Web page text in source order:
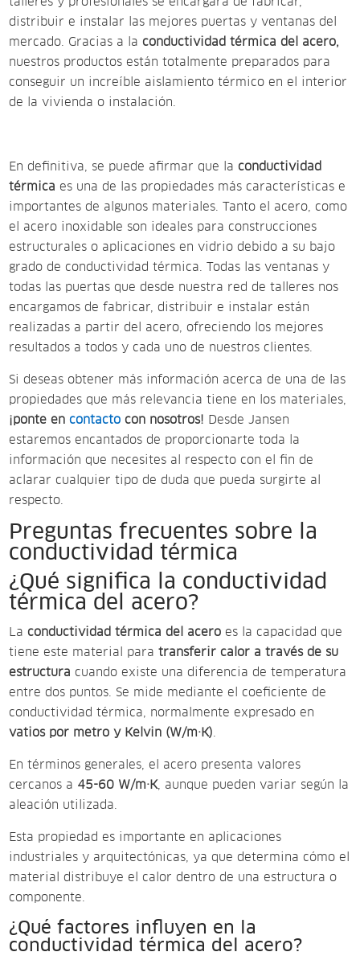
distribuir e instalar las mejores puertas y ventanas del
mercado. Gracias a laconductividad térmica del acero,
nuestros productos están totalmente preparados para
conseguir un increíble aislamiento térmico en el interior
de la vivienda o instalación.
En definitiva, se puede afirmar que laconductividad
térmicaes una de las propiedades más características e
importantes de algunos materiales. Tanto el acero, como
el acero inoxidable son ideales para construcciones
estructurales o aplicaciones en vidrio debido a su bajo
grado de conductividad térmica. Todas las ventanas y
todas las puertas que desde nuestra red de talleres nos
encargamos de fabricar, distribuir e instalar están
realizadas a partir del acero, ofreciendo los mejores
resultados a todos y cada uno de nuestros clientes.
Si deseas obtener más información acerca de una de las
propiedades que más relevancia tiene en los materiales,
¡ponte encontactocon nosotros! Desde Jansen
estaremos encantados de proporcionarte toda la
información que necesites al respecto con el fin de
aclarar cualquier tipo de duda que pueda surgirte al
respecto.
Preguntas frecuentes sobre la
conductividad térmica
¿Qué significa la conductividad
térmica del acero?
Laconductividad térmica del acero es la capacidad que
tiene este material paratransferir calor a través de su
estructura cuando existe una diferencia de temperatura
entre dos puntos. Se mide mediante el coeficiente de
conductividad térmica, normalmente expresado en
vatios por metro y Kelvin (W/m·K).
En términos generales, el acero presenta valores
cercanos a 45-60 W/m·K, aunque pueden variar según la
aleación utilizada.
Esta propiedad es importante en aplicaciones
industriales y arquitectónicas, ya que determina cómo el
material distribuye el calor dentro de una estructura o
componente.
¿Qué factores influyen en la
conductividad térmica del acero?